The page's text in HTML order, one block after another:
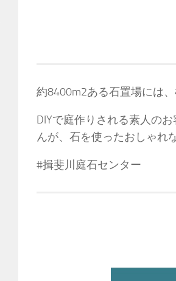
約8400m2ある石置場には
DIYで庭作りされる素人の
んが、石を使ったおしゃれ
#揖斐川庭石センター